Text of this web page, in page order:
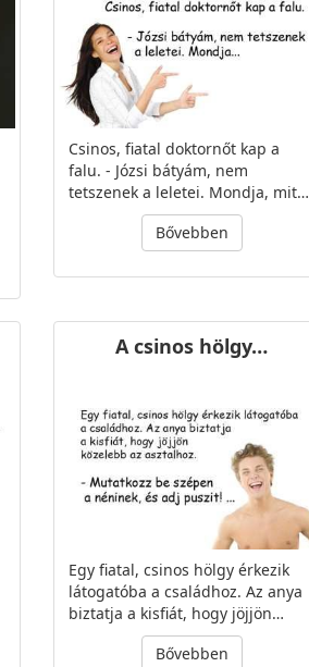
Csinos, fiatal doktornőt kap a
falu. - Józsi bátyám, nem
tetszenek a leletei. Mondja, mit…
Bővebben
A csinos hölgy…
Egy fiatal, csinos hölgy érkezik
látogatóba a családhoz. Az anya
biztatja a kisfiát, hogy jöjjön…
Bővebben